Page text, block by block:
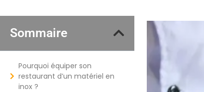
Sommaire
Pourquoi équiper son
restaurant d’un matériel en
inox ?